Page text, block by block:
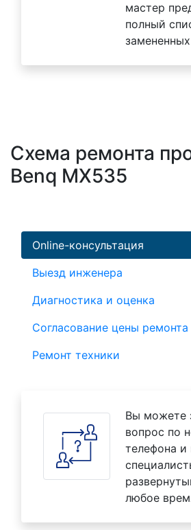
мастер
полный
Схема ремонта
Benq MX535
Online-консультация
Выезд инженера
Диагностика и оценка
Согласование цены ремонта
Ремонт техники
Вы можете
вопрос по
телефона и
любое